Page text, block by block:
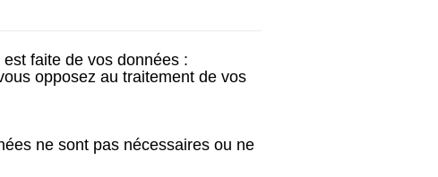
faite de vos données :
opposez au traitement de vos
ne sont pas nécessaires ou ne